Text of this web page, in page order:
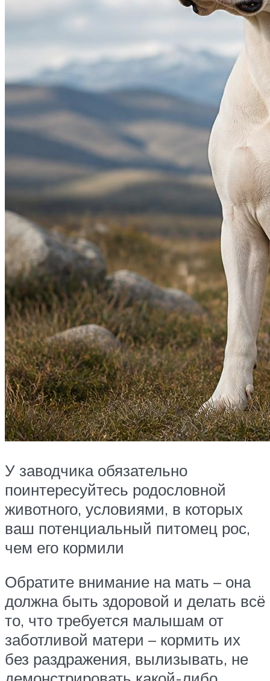
У заводчика обязательно
поинтересуйтесь родословной
животного, условиями, в которых
ваш потенциальный питомец рос,
чем его кормили
Обратите внимание на мать – она
должна быть здоровой и делать всё
то, что требуется малышам от
заботливой матери – кормить их
без раздражения, вылизывать, не